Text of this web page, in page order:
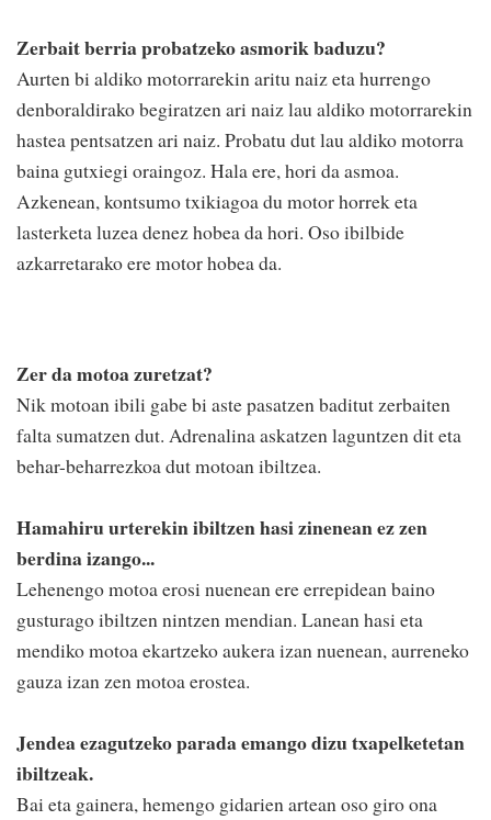
Zerbait berria probatzeko asmorik baduzu?
Aurten bi aldiko motorrarekin aritu naiz eta hurrengo
denboraldirako begiratzen ari naiz lau aldiko motorrarekin
hastea pentsatzen ari naiz. Probatu dut lau aldiko motorra
baina gutxiegi oraingoz. Hala ere, hori da asmoa.
Azkenean, kontsumo txikiagoa du motor horrek eta
lasterketa luzea denez hobea da hori. Oso ibilbide
azkarretarako ere motor hobea da.
Zer da motoa zuretzat?
Nik motoan ibili gabe bi aste pasatzen baditut zerbaiten
falta sumatzen dut. Adrenalina askatzen laguntzen dit eta
behar-beharrezkoa dut motoan ibiltzea.
Hamahiru urterekin ibiltzen hasi zinenean ez zen
berdina izango...
Lehenengo motoa erosi nuenean ere errepidean baino
gusturago ibiltzen nintzen mendian. Lanean hasi eta
mendiko motoa ekartzeko aukera izan nuenean, aurreneko
gauza izan zen motoa erostea.
Jendea ezagutzeko parada emango dizu txapelketetan
ibiltzeak.
Bai eta gainera, hemengo gidarien artean oso giro ona